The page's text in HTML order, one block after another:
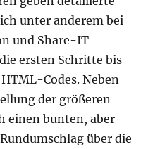
unter anderem bei
und Share-IT
ersten Schritte bis
Codes. Neben
der größeren
einen bunten, aber
über die